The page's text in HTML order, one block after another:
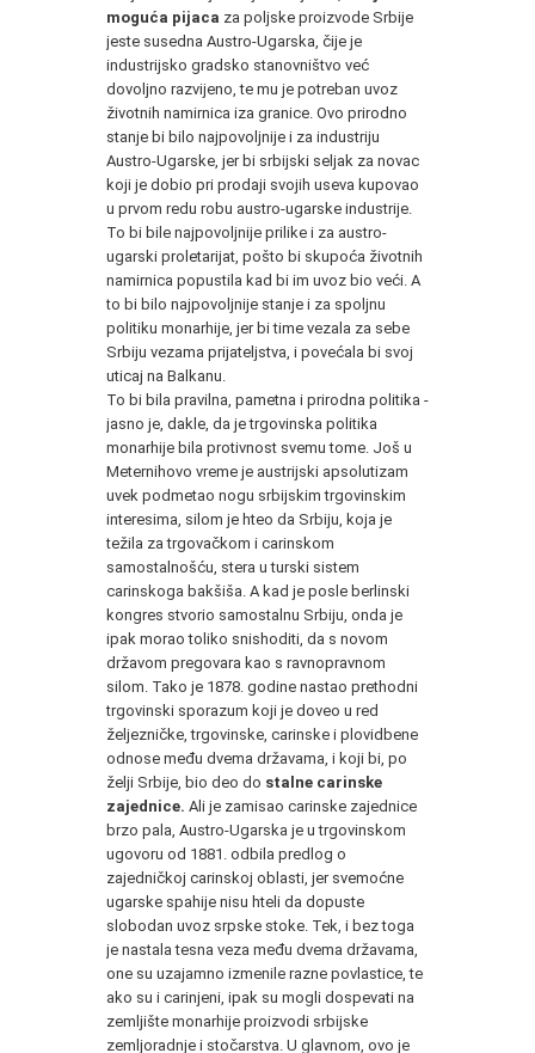
moguća pijaca za poljske proizvode Srbije
jeste susedna Austro-Ugarska, čije je
industrijsko gradsko stanovništvo već
dovoljno razvijeno, te mu je potreban uvoz
životnih namirnica iza granice. Ovo prirodno
stanje bi bilo najpovoljnije i za industriju
Austro-Ugarske, jer bi srbijski seljak za novac
koji je dobio pri prodaji svojih useva kupovao
u prvom redu robu austro-ugarske industrije.
To bi bile najpovoljnije prilike i za austro-
ugarski proletarijat, pošto bi skupoća životnih
namirnica popustila kad bi im uvoz bio veći. A
to bi bilo najpovoljnije stanje i za spoljnu
politiku monarhije, jer bi time vezala za sebe
Srbiju vezama prijateljstva, i povećala bi svoj
uticaj na Balkanu.
To bi bila pravilna, pametna i prirodna politika -
jasno je, dakle, da je trgovinska politika
monarhije bila protivnost svemu tome. Još u
Meternihovo vreme je austrijski apsolutizam
uvek podmetao nogu srbijskim trgovinskim
interesima, silom je hteo da Srbiju, koja je
težila za trgovačkom i carinskom
samostalnošću, stera u turski sistem
carinskoga bakšiša. A kad je posle berlinski
kongres stvorio samostalnu Srbiju, onda je
ipak morao toliko snishoditi, da s novom
državom pregovara kao s ravnopravnom
silom. Tako je 1878. godine nastao prethodni
trgovinski sporazum koji je doveo u red
željezničke, trgovinske, carinske i plovidbene
odnose među dvema državama, i koji bi, po
želji Srbije, bio deo do stalne carinske
zajednice. Ali je zamisao carinske zajednice
brzo pala, Austro-Ugarska je u trgovinskom
ugovoru od 1881. odbila predlog o
zajedničkoj carinskoj oblasti, jer svemoćne
ugarske spahije nisu hteli da dopuste
slobodan uvoz srpske stoke. Tek, i bez toga
je nastala tesna veza među dvema državama,
one su uzajamno izmenile razne povlastice, te
ako su i carinjeni, ipak su mogli dospevati na
zemljište monarhije proizvodi srbijske
zemljoradnje i stočarstva. U glavnom, ovo je